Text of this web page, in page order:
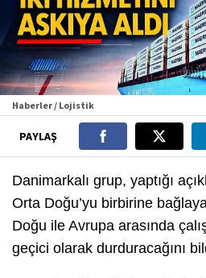
Haberler / Lojistik
PAYLAŞ
Danimarkalı grup, yaptığı
Orta Doğu’yu birbirine
Doğu ile Avrupa arasında
geçici olarak durduracağını